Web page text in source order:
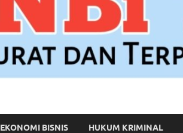
EKONOMI BISNIS HUKUM KRIMINAL